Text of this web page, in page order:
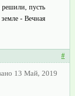
решили, пусть
- Вечная
#
13 Май, 2019